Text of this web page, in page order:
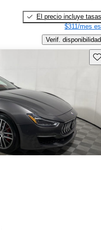
El precio incluye tasas
$311/mes
Verif. disponibilidad